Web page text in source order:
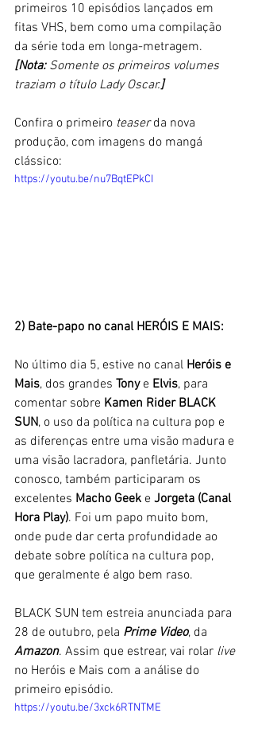
primeiros 10 episódios lançados em
fitas VHS, bem como uma compilação
da série toda em longa-metragem.
[Nota: Somente os primeiros volumes
traziam o título Lady Oscar.]
Confira o primeiro teaser da nova
produção, com imagens do mangá
clássico:
https://youtu.be/nu7BqtEPkCI
2) Bate-papo no canal HERÓIS E MAIS:
No último dia 5, estive no canal Heróis e
Mais, dos grandes Tony e Elvis, para
comentar sobre Kamen Rider BLACK
SUN, o uso da política na cultura pop e
as diferenças entre uma visão madura e
uma visão lacradora, panfletária. Junto
conosco, também participaram os
excelentes Macho Geek e Jorgeta (Canal
Hora Play). Foi um papo muito bom,
onde pude dar certa profundidade ao
debate sobre política na cultura pop,
que geralmente é algo bem raso.
BLACK SUN tem estreia anunciada para
28 de outubro, pela Prime Video, da
Amazon. Assim que estrear, vai rolar live
no Heróis e Mais com a análise do
primeiro episódio.
https://youtu.be/3xck6RTNTME